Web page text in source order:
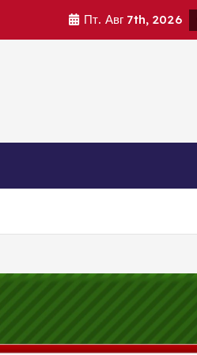
Пт. Авг 7th, 2026